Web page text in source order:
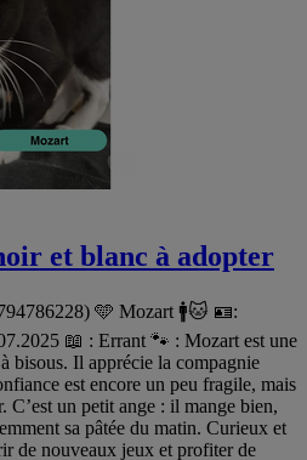
et blanc à adopter
🩵 Mozart 🚹🐱 🪪:
📖 : Errant 🐾 : Mozart est une
bisous. Il apprécie la compagnie
est encore un peu fragile, mais
C’est un petit ange : il mange bien,
sa pâtée du matin. Curieux et
de nouveaux jeux et profiter de